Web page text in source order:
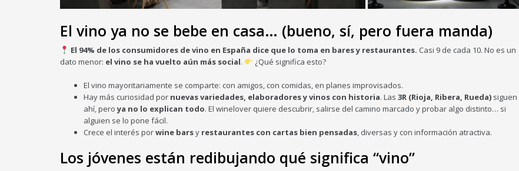
El vino ya no se bebe en casa… (bueno, sí, pero fuera manda)
El 94% de los consumidores de vino en España dice que lo toma en bares y restaurantes. Casi 9 de cada 10. No es un
dato menor: el vino se ha vuelto aún más social. ¿Qué significa esto?
El vino mayoritariamente se comparte: con amigos, con comidas, en planes improvisados.
Hay más curiosidad por nuevas variedades, elaboradores y vinos con historia. Las 3R (Rioja, Ribera, Rueda) siguen
ahí, peroya no lo explican todo. El winelover quiere descubrir, salirse del camino marcado y probar algo distinto… si
alguien se lo pone fácil.
Crece el interés porwine barsy restaurantes con cartas bien pensadas, diversas y con información atractiva.
Los jóvenes están redibujando qué significa “vino”